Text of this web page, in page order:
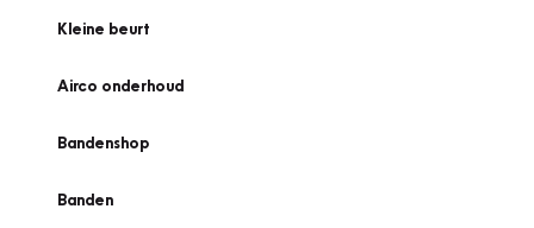
Kleine beurt
Airco onderhoud
Bandenshop
Banden